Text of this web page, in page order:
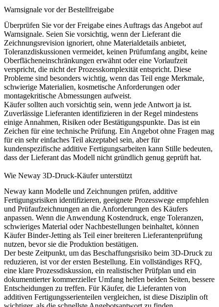
Warnsignale vor der Bestellfreigabe
Überprüfen Sie vor der Freigabe eines Auftrags das Angebot auf
Warnsignale. Seien Sie vorsichtig, wenn der Lieferant die
Zeichnungsrevision ignoriert, ohne Materialdetails anbietet,
Toleranzdiskussionen vermeidet, keinen Prüfumfang angibt, keine
Oberflächeneinschränkungen erwähnt oder eine Vorlaufzeit
verspricht, die nicht der Prozesskomplexität entspricht. Diese
Probleme sind besonders wichtig, wenn das Teil enge Merkmale,
schwierige Materialien, kosmetische Anforderungen oder
montagekritische Abmessungen aufweist.
Käufer sollten auch vorsichtig sein, wenn jede Antwort ja ist.
Zuverlässige Lieferanten identifizieren in der Regel mindestens
einige Annahmen, Risiken oder Bestätigungspunkte. Das ist ein
Zeichen für eine technische Prüfung. Ein Angebot ohne Fragen mag
für ein sehr einfaches Teil akzeptabel sein, aber für
kundenspezifische additive Fertigungsarbeiten kann Stille bedeuten,
dass der Lieferant das Modell nicht gründlich genug geprüft hat.
Wie Neway 3D-Druck-Käufer unterstützt
Neway kann Modelle und Zeichnungen prüfen, additive
Fertigungsrisiken identifizieren, geeignete Prozesswege empfehlen
und Prüfaufzeichnungen an die Anforderungen des Käufers
anpassen. Wenn die Anwendung Kostendruck, enge Toleranzen,
schwieriges Material oder Nachbestellungen beinhaltet, können
KäuferBinder-Jetting als Teil einer breiteren Lieferantenprüfung
nutzen, bevor sie die Produktion bestätigen.
Der beste Zeitpunkt, um das Beschaffungsrisiko beim 3D-Druck zu
reduzieren, ist vor der ersten Bestellung. Ein vollständiges RFQ,
eine klare Prozessdiskussion, ein realistischer Prüfplan und ein
dokumentierter kommerzieller Umfang helfen beiden Seiten, bessere
Entscheidungen zu treffen. Für Käufer, die Lieferanten von
additiven Fertigungsserienteilen vergleichen, ist diese Disziplin oft